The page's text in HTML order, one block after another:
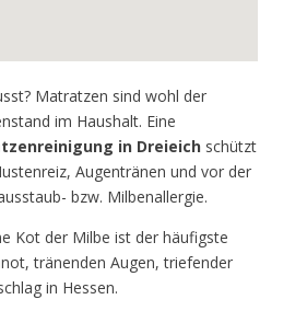
Matratzen sind wohl der
im Haushalt. Eine
in Dreieichschützt
Augentränen und vor der
bzw. Milbenallergie.
Kot der Milbe ist der häufigste
tränenden Augen, triefender
in Hessen.